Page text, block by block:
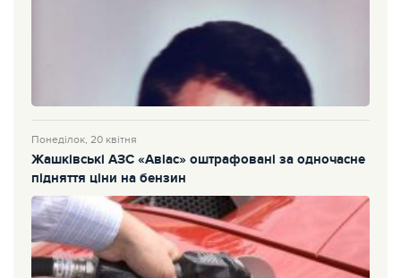
Понеділок, 20 квітня
Жашківські АЗС «Авіас» оштрафовані за одночасне
підняття ціни на бензин